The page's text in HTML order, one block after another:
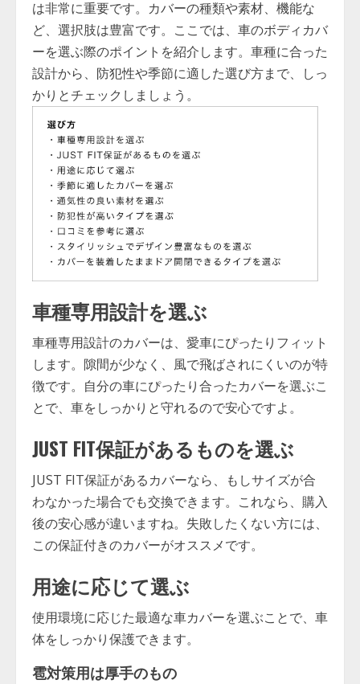
は非常に重要です。カバーの種類や素材、機能な
ど、選択肢は豊富です。ここでは、車のボディカバ
ーを選ぶ際のポイントを紹介します。車種に合った
設計から、防犯性や季節に適した選び方まで、しっ
かりとチェックしましょう。
車種専用設計を選ぶ
車種専用設計のカバーは、愛車にぴったりフィット
します。隙間が少なく、風で飛ばされにくいのが特
徴です。自分の車にぴったり合ったカバーを選ぶこ
とで、車をしっかりと守れるので安心ですよ。
JUST FIT保証があるものを選ぶ
JUST FIT保証があるカバーなら、もしサイズが合
わなかった場合でも交換できます。これなら、購入
後の安心感が違いますね。失敗したくない方には、
この保証付きのカバーがオススメです。
用途に応じて選ぶ
使用環境に応じた最適な車カバーを選ぶことで、車
体をしっかり保護できます。
雹対策用は厚手のもの